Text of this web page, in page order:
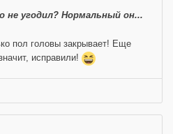
не угодил? Нормальный он...
пол головы закрывает! Еще
исправили!